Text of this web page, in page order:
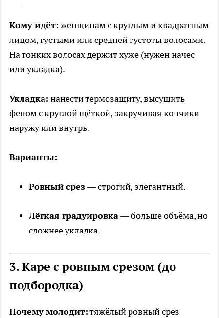
Кому идёт: женщинам с круглым и квадратным
лицом, густыми или средней густоты волосами.
На тонких волосах держит хуже (нужен начес
или укладка).
Укладка: нанести термозащиту, высушить
феном с круглой щёткой, закручивая кончики
наружу или внутрь.
Варианты:
Ровный срез— строгий, элегантный.
Лёгкая градуировка— больше объёма, но
сложнее укладка.
3. Каре с ровным срезом (до
подбородка)
Почему молодит:тяжёлый ровный срез